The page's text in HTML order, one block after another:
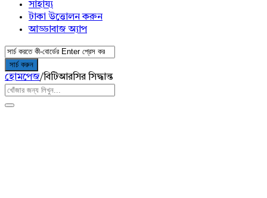
সাহায্য
টাকা উত্তোলন করুন
আড্ডাবাজ অ্যাপ
হোমপেজ/বিটিআরসির সিদ্ধান্ত